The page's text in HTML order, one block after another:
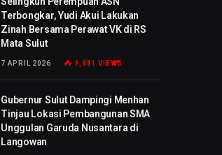
Terbongkar, Yudi Akui Lakukan
Zinah Bersama Perawat VK di RS
Mata Sulut
7 APRIL 2026 1,681 VIEWS
Gubernur Sulut Dampingi Menhan
Tinjau Lokasi Pembangunan SMA
Unggulan Garuda Nusantara di
Langowan